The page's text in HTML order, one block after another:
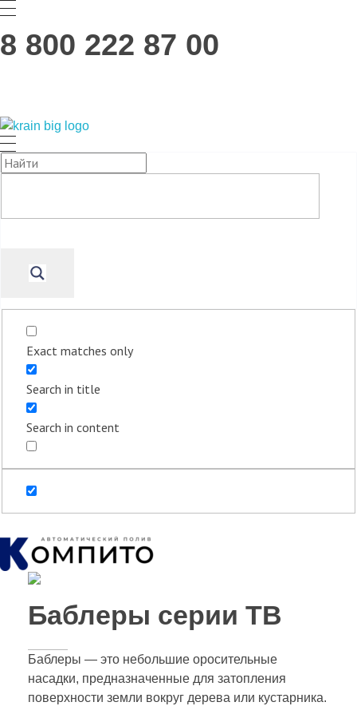
8 800 222 87 00
K-Rain — Оборудование для систем автоматического полива.
Роторные оросители, статические оросители, контроллеры орошения, ротационные форсунки и принадлежности для орошения коммерческих и домашних систем полива от K-Rain.
Exact matches only
Search in title
Search in content
Баблеры серии TB
Баблеры — это небольшие оросительные
насадки, предназначенные для затопления
поверхности земли вокруг дерева или кустарника.